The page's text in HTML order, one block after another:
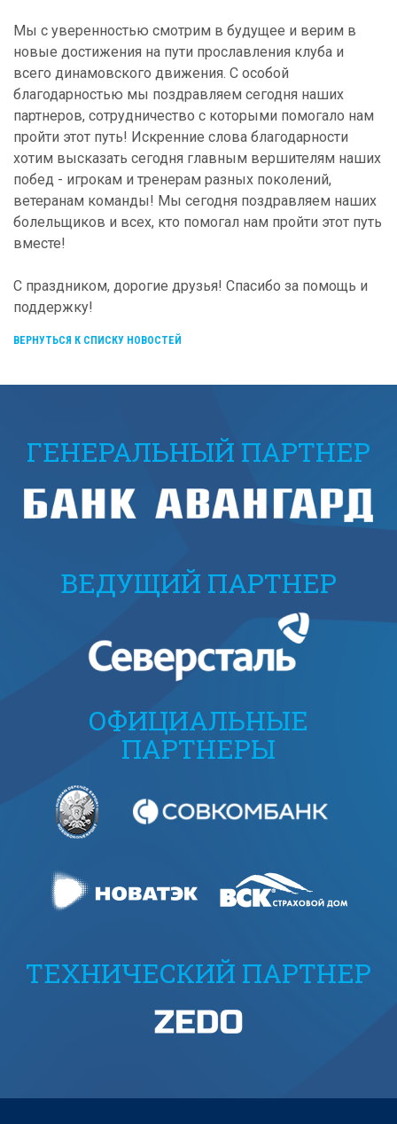
Мы с уверенностью смотрим в будущее и верим в
новые достижения на пути прославления клуба и
всего динамовского движения. С особой
благодарностью мы поздравляем сегодня наших
партнеров, сотрудничество с которыми помогало нам
пройти этот путь! Искренние слова благодарности
хотим высказать сегодня главным вершителям наших
побед - игрокам и тренерам разных поколений,
ветеранам команды! Мы сегодня поздравляем наших
болельщиков и всех, кто помогал нам пройти этот путь
вместе!
С праздником, дорогие друзья! Спасибо за помощь и
поддержку!
ВЕРНУТЬСЯ К СПИСКУ НОВОСТЕЙ
ГЕНЕРАЛЬНЫЙ ПАРТНЕР
ВЕДУЩИЙ ПАРТНЕР
ОФИЦИАЛЬНЫЕ
ПАРТНЕРЫ
ТЕХНИЧЕСКИЙ ПАРТНЕР